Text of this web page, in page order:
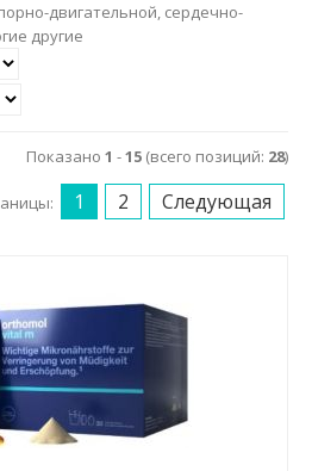
двигательной, сердечно-
другие
Показано 1 -15 (всего позиций: 28)
1 2 Следующая